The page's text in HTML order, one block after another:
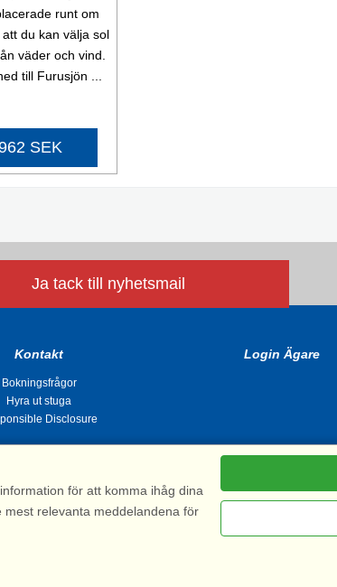
runt om
du kan välja sol
väder och vind.
till Furusjön ...
SEK
Ja tack till nyhetsmail
Kontakt
Bokningsfrågor
Hyra ut stuga
Disclosure
Login Ägare
| Sverige
för att komma ihåg dina
relevanta meddelandena för